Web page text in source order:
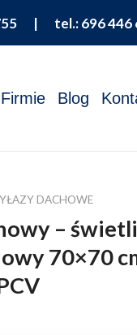
| tel.: 696 446
Blog
DACHOWE
–
70×70